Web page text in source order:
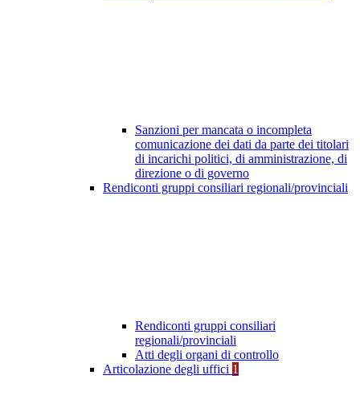
Sanzioni per mancata o incompleta
comunicazione dei dati da parte dei titolari
di incarichi politici, di amministrazione, di
direzione o di governo
Rendiconti gruppi consiliari regionali/provinciali
Rendiconti gruppi consiliari
regionali/provinciali
Atti degli organi di controllo
Articolazione degli uffici 1